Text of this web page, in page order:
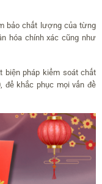
bảo chất lượng của từng
hóa chính xác cũng như
biện pháp kiểm soát chất
để khắc phục mọi vấn đề